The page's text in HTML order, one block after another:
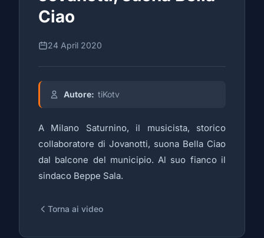
Ciao
24 April 2020
Autore: tiKotv
A Milano Saturnino, il musicista, storico
collaboratore di Jovanotti, suona Bella Ciao
dal balcone del municipio. Al suo fianco il
sindaco Beppe Sala.
Torna ai video